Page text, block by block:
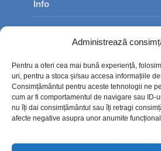
Administrează
Pentru a oferi cea mai bună experiență,
uri, pentru a stoca și/sau accesa informațiile
Consimțământul pentru aceste tehnologii ne
cum ar fi comportamentul de navigare sau ID-
nu îți dai consimțământul sau îți retragi
afecte negative asupra unor anumite
Info
Contact
Politica de confidențialitate
Politică cookie-uri (UE)